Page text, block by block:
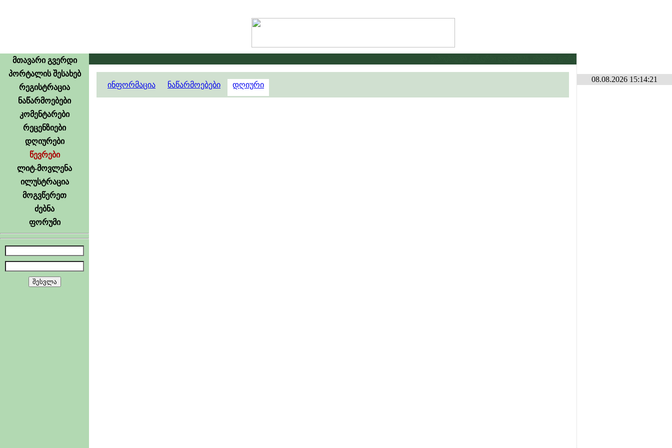
მთავარი გვერდი
პორტალის შესახებ
რეგისტრაცია
ნაწარმოებები
კომენტარები
რეცენზიები
დღიურები
წევრები
ლიტ-მოვლენა
ილუსტრაცია
მოგვწერეთ
ძებნა
ფორუმი
გამოცხადდა კონკურსი ლილე2026 . იხილეთ ფორუმზე კონკურსების განყოფილებაში
ინფორმაცია ნაწარმოებები დღიური
08.08.2026 15:14:21